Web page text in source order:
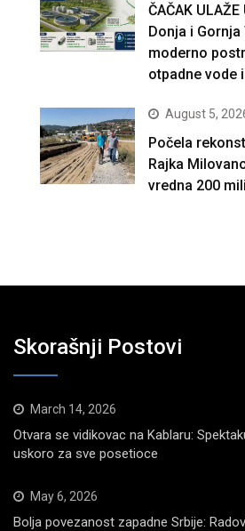
ČAČAK ULAŽE
Donja i
moderno
otpadne vode
August 5,
Počela
Rajka
vredna 200
Skorašnji Postovi
March 14, 2026
Otvara se vidikovac na Kablaru:
uskoro za sve posetioce
May 6, 2026
Bolja povezanost zapadne Srbije: